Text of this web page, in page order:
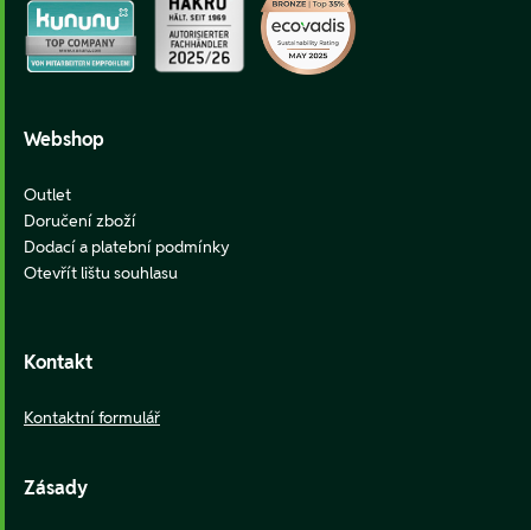
Webshop
Outlet
Doručení zboží
Dodací a platební podmínky
Otevřít lištu souhlasu
Kontakt
Kontaktní formulář
Zásady